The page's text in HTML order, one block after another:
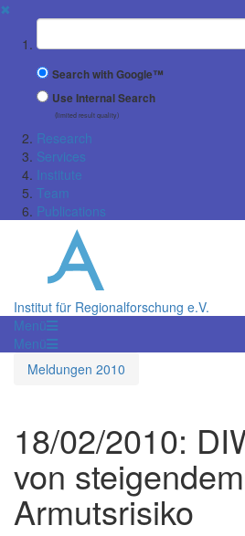
✖
Suchbegriff
Search with Google™
Use Internal Search
(limited result quality)
Research
Services
Institute
Team
Publications
Institut für Regionalforschung e.V.
Menü
Menü
Meldungen 2010
18/02/2010:
von steigendem
Armutsrisiko